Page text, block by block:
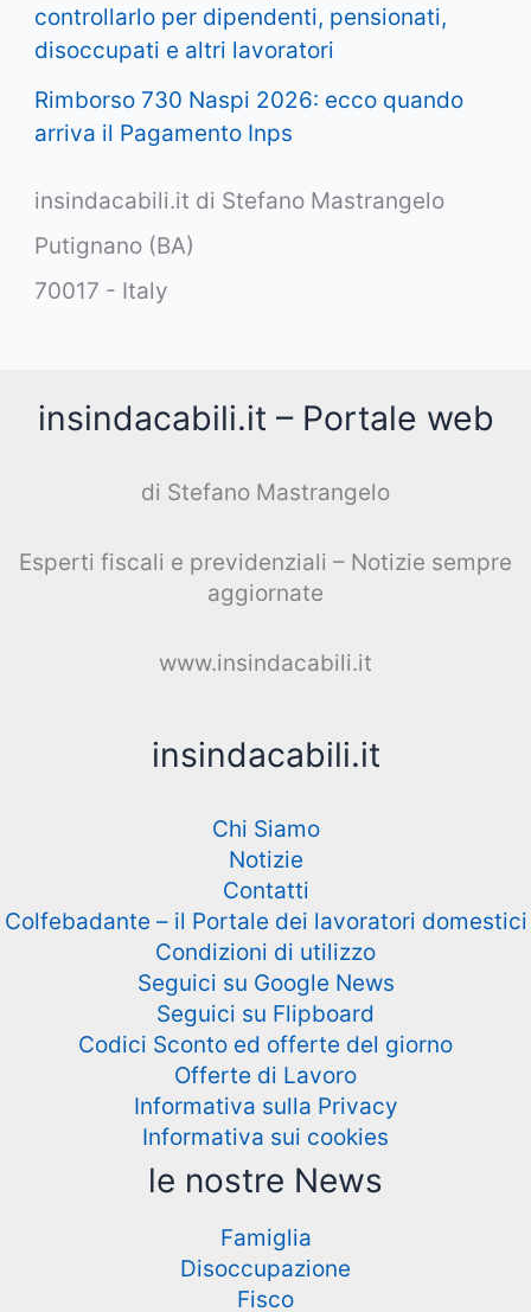
controllarlo per dipendenti, pensionati,
disoccupati e altri lavoratori
Rimborso 730 Naspi 2026: ecco quando
arriva il Pagamento Inps
insindacabili.it di Stefano Mastrangelo
Putignano (BA)
70017 - Italy
insindacabili.it – Portale web
di Stefano Mastrangelo
Esperti fiscali e previdenziali – Notizie sempre
aggiornate
www.insindacabili.it
insindacabili.it
Chi Siamo
Notizie
Contatti
Colfebadante – il Portale dei lavoratori domestici
Condizioni di utilizzo
Seguici su Google News
Seguici su Flipboard
Codici Sconto ed offerte del giorno
Offerte di Lavoro
Informativa sulla Privacy
Informativa sui cookies
le nostre News
Famiglia
Disoccupazione
Fisco